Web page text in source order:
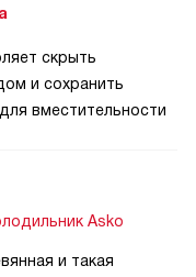
скрыть
и сохранить
вместительности
Asko
и такая